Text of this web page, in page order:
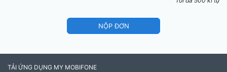
NỘP ĐƠN
TẢI ỨNG DỤNG MY MOBIFONE